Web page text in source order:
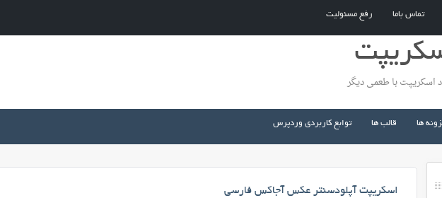
تماس باما رفع مسئولیت
اسکریپت با طعمی دیگر
ها قالب ها توابع کاربردی وردپرس
اسکریپت آپلودسنتر عکس آجاکس فارسی